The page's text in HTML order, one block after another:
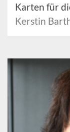
Karten für
Kerstin